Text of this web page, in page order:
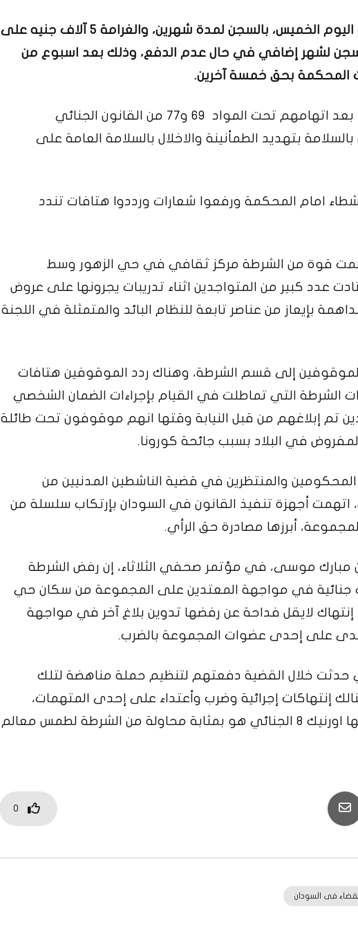
قضت محكمة سودانية اليوم الخميس، بالسجن لمدة شهرين، والغرامة 5 آلاف جنيه على
لشهر إضافي في حال عدم الدفع، وذلك بعد اسبوع من
المحكمة بحق خمسة آخرين.
وجرت محاكمة النشطاء بعد اتهامهم تحت المواد 69 و77 من القانون الجنائي
بتهديد الطمأنينة والاخلال بالسلامة العامة على
امام المحكمة ورفعوا شعارات ورددوا هتافات تندد
قوة من الشرطة مركز ثقافي في حي الزهور وسط
عدد كبير من المتواجدين اثناء تدريبات يجرونها على عروض
بإيعاز من عناصر تابعة للنظام البائد والمتمثلة في اللجنة
إلى قسم الشرطة، وهناك ردد الموقوفين هتافات
الشرطة التي تماطلت في القيام بإجراءات الضمان الشخصي
تم إبلاغهم من قبل النيابة وقتها انهم موقوفون تحت طائلة
في البلاد بسبب جائحة كورونا.
والمنتظرين في قضية الناشطين المدنيين من
أجهزة تنفيذ القانون في السودان بإرتكاب سلسلة من
أبرزها مصادرة حق الرأي.
مبارك موسى، في مؤتمر صحفي الثلاثاء، إن رفض الشرطة
جنائية في مواجهة المعتدين على المجموعة من سكان حي
إنتهاك لايقل فداحة عن رفضها تدوين بلاغ آخر في مواجهة
على إحدى عضوات المجموعة بالضرب.
حدثت خلال القضية دفعتهم لتنظيم حملة مناهضة لتلك
إنتهاكات إجرائية وضرب وأعتداء على إحدى المتهمات،
إضافة إلى أن عدم منحها اورنيك 8 الجنائي هو بمثابة محاولة من الشرطة لطمس معالم
0
القضاء فى السودان